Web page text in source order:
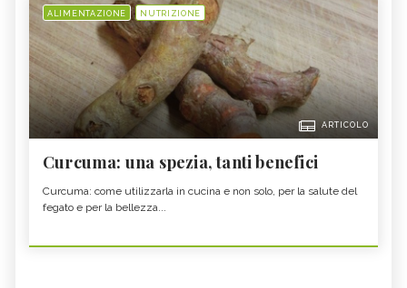
ALIMENTAZIONE NUTRIZIONE
ARTICOLO
Curcuma: una spezia, tanti benefici
Curcuma: come utilizzarla in cucina e non solo, per la salute del
fegato e per la bellezza...